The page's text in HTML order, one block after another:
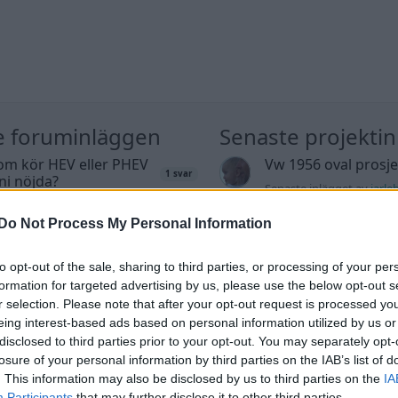
Not Process My Personal Information
opt-out of the sale, sharing to third parties, or processing of your
for targeted advertising by us, please use the below opt-out
selection. Please note that after your opt-out request is processed
interest-based ads based on personal information utilized by us
to third parties prior to your opt-out. You may separately
of your personal information by third parties on the IAB’s list of
This information may also be disclosed by us to third parties on the
foruminläggen
kör HEV eller PHEV
nöjda?
1 svar
sedan iEl- och hybridbilar
fel anledning.
36 svar
inlägget avThe-GOAT för 18
sedaniAllmänt
köpte jag nyss-
9743 svar
inlägget avJesper328 för 20
Senaste
Vw 1956 oval
Senaste inlägget av
garagefix.
Senaste inlägget av
iProjekt
Volkswagen Golf
4motion OEM++
inspiration.